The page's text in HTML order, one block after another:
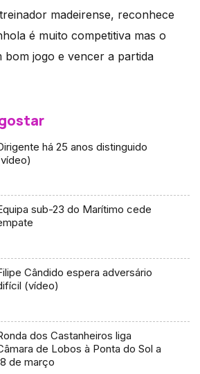
madeirense, reconhece
é muito competitiva mas o
bom jogo e vencer a partida
há 25 anos distinguido
sub-23 do Marítimo cede
Cândido espera adversário
(vídeo)
dos Castanheiros liga
de Lobos à Ponta do Sol a
de março